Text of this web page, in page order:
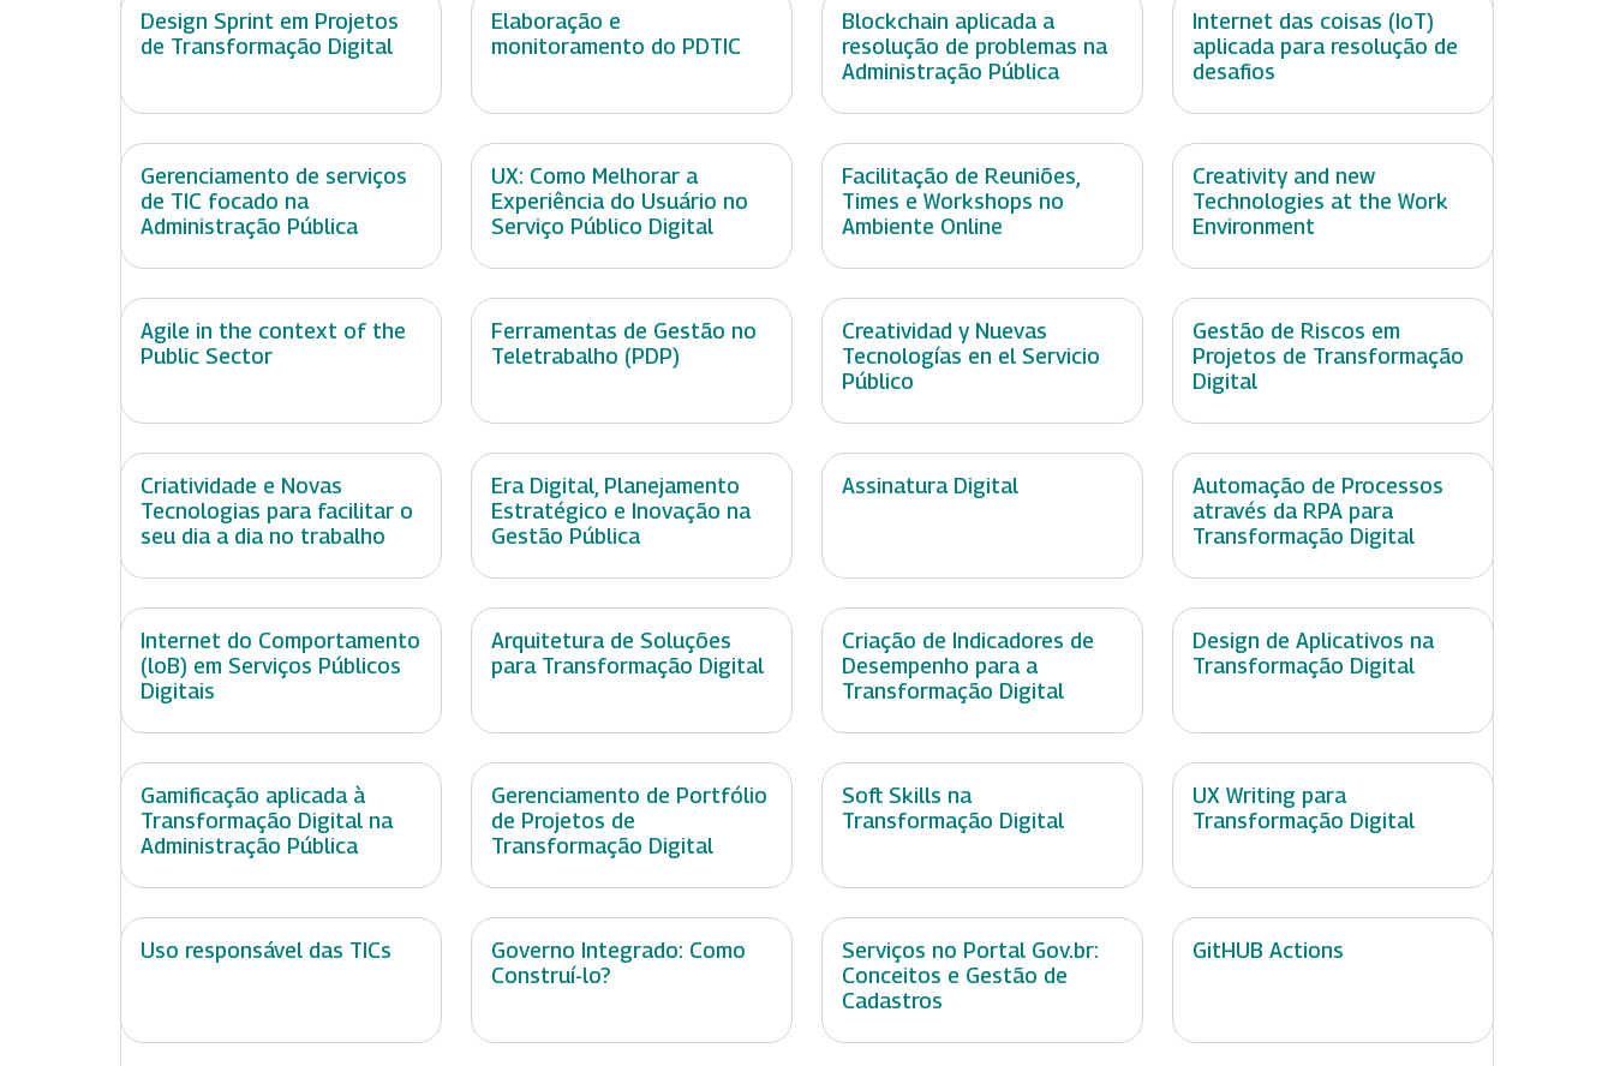
Design Sprint em Projetos
de Transformação Digital
Elaboração e
monitoramento do PDTIC
Blockchain aplicada a
resolução de problemas na
Administração Pública
Internet das coisas (IoT)
aplicada para resolução de
desafios
Gerenciamento de serviços
de TIC focado na
Administração Pública
UX: Como Melhorar a
Experiência do Usuário no
Serviço Público Digital
Facilitação de Reuniões,
Times e Workshops no
Ambiente Online
Creativity and new
Technologies at the Work
Environment
Agile in the context of the
Public Sector
Ferramentas de Gestão no
Teletrabalho (PDP)
Creatividad y Nuevas
Tecnologías en el Servicio
Público
Gestão de Riscos em
Projetos de Transformação
Digital
Criatividade e Novas
Tecnologias para facilitar o
seu dia a dia no trabalho
Era Digital, Planejamento
Estratégico e Inovação na
Gestão Pública
Assinatura Digital
Automação de Processos
através da RPA para
Transformação Digital
Internet do Comportamento
(loB) em Serviços Públicos
Digitais
Arquitetura de Soluções
para Transformação Digital
Criação de Indicadores de
Desempenho para a
Transformação Digital
Design de Aplicativos na
Transformação Digital
Gamificação aplicada à
Transformação Digital na
Administração Pública
Gerenciamento de Portfólio
de Projetos de
Transformação Digital
Soft Skills na
Transformação Digital
UX Writing para
Transformação Digital
Uso responsável das TICs
Governo Integrado: Como
Construí-lo?
Serviços no Portal Gov.br:
Conceitos e Gestão de
Cadastros
GitHUB Actions